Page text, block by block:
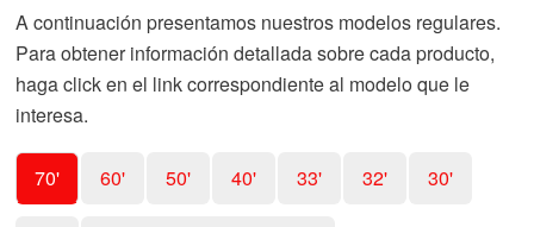
A continuación presentamos nuestros modelos regulares.
Para obtener información detallada sobre cada producto,
haga click en el link correspondiente al modelo que le
interesa.
70' 60' 50' 40' 33' 32' 30'